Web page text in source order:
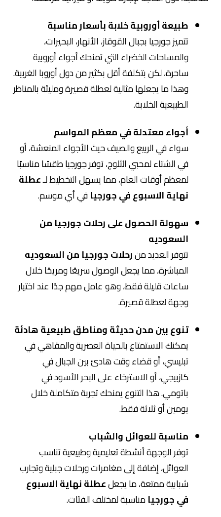
طبيعة أوروبية خلابة بأسعار مناسبة
تتميزجورجيابجبال القوقاز، الأنهار، البحيرات،
والمساحات الخضراء التي تمنحك أجواء أوروبية
ساحرة، لكن بتكلفة أقل بكثير من دول أوروبا الغربية.
وهذا ما يجعلها مثالية لعطلة قصيرة ومليئة بالمناظر
الطبيعية الخلابة.
أجواء معتدلة في معظم المواسم
سواء في الربيع والصيف حيث الأجواء المنعشة، أو
في الشتاء لمحبي الثلوج، توفر جورجيا طقسًا مناسبًا
لمعظم أوقات العام، مما يسهل التخطيط لـعطلة
نهاية الاسبوع في جورجيافي أي موسم.
سهولة الحصول على رحلات جورجيا من
السعوديه
تتوفر العديد منرحلات جورجيا من السعوديه
المباشرة، مما يجعل الوصول سريعًا ومريحًا خلال
ساعات قليلة فقط، وهو عامل مهم جدًا عند اختيار
وجهة لعطلة قصيرة.
تنوع بين مدن حديثة ومناطق طبيعية هادئة
يمكنك الاستمتاع بالحياة العصرية والمقاهي في
تبليسي، أو قضاء وقت هادئ بين الجبال في
كازبيجي، أو الاسترخاء على البحر الأسود في
باتومي. هذا التنوع يمنحك تجربة متكاملة خلال
يومين أو ثلاثة فقط.
مناسبة للعوائل والشباب
توفر الوجهة أنشطة تعليمية وطبيعية تناسب
العوائل، إضافة إلى مغامرات ورحلات جبلية وتجارب
شبابية ممتعة، ما يجعلعطلة نهاية الاسبوع
في جورجيامناسبة لمختلف الفئات.